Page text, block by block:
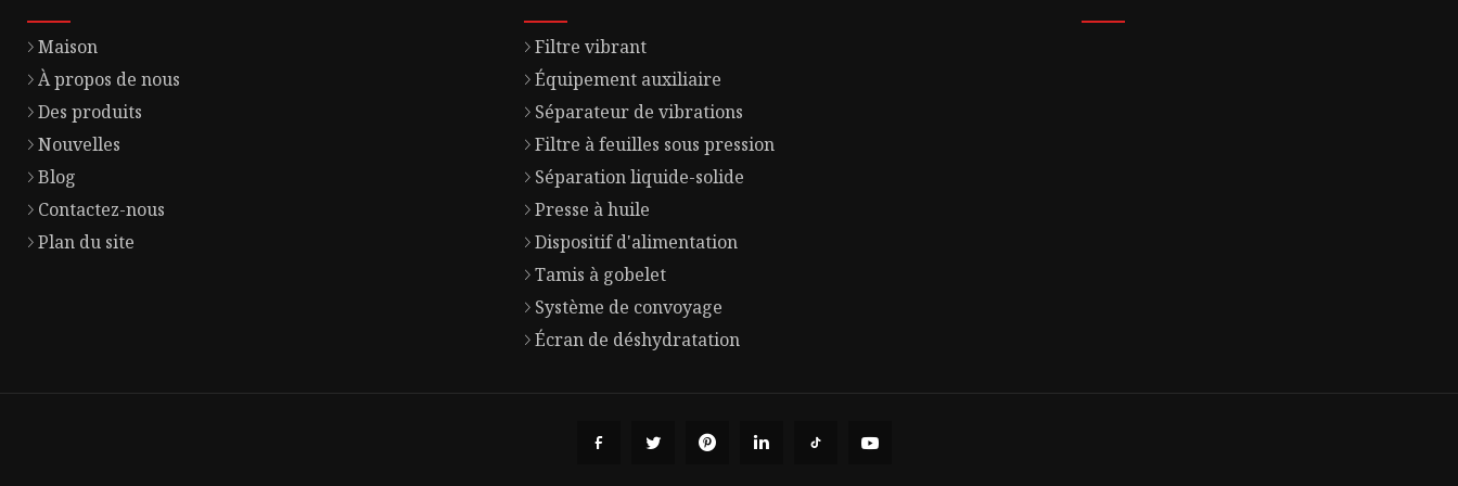
Maison
À propos de nous
Des produits
Nouvelles
Blog
Contactez-nous
Plan du site
Filtre vibrant
Équipement auxiliaire
Séparateur de vibrations
Filtre à feuilles sous pression
Séparation liquide-solide
Presse à huile
Dispositif d'alimentation
Tamis à gobelet
Système de convoyage
Écran de déshydratation